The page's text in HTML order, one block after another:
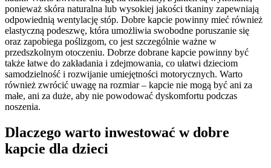
ponieważ skóra naturalna lub wysokiej jakości tkaniny zapewniają
odpowiednią wentylację stóp. Dobre kapcie powinny mieć również
elastyczną podeszwę, która umożliwia swobodne poruszanie się
oraz zapobiega poślizgom, co jest szczególnie ważne w
przedszkolnym otoczeniu. Dobrze dobrane kapcie powinny być
także łatwe do zakładania i zdejmowania, co ułatwi dzieciom
samodzielność i rozwijanie umiejętności motorycznych. Warto
również zwrócić uwagę na rozmiar – kapcie nie mogą być ani za
małe, ani za duże, aby nie powodować dyskomfortu podczas
noszenia.
Dlaczego warto inwestować w dobre
kapcie dla dzieci